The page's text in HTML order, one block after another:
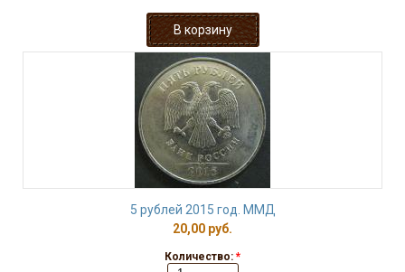
5 рублей 2015 год. ММД
20,00 руб.
Количество: *